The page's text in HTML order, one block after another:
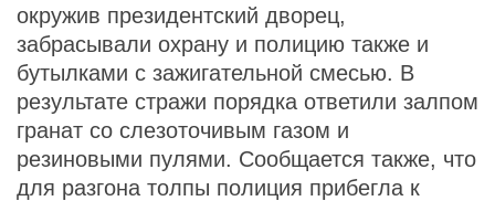
окружив президентский дворец,
забрасывали охрану и полицию также и
бутылками с зажигательной смесью. В
результате стражи порядка ответили залпом
гранат со слезоточивым газом и
резиновыми пулями. Сообщается также, что
для разгона толпы полиция прибегла к